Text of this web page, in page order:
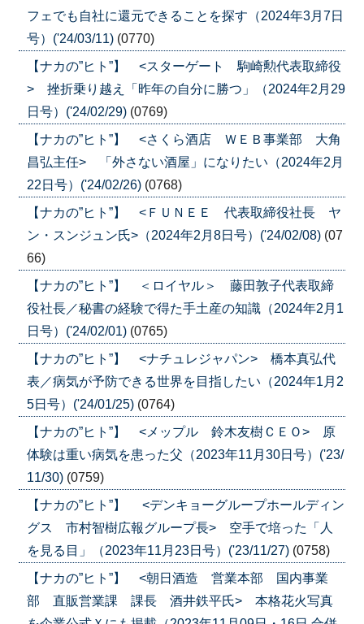
フェでも自社に還元できることを探す（2024年3月7日
号）('24/03/11) (0770)
【ナカの”ヒト”】 <スターゲート 駒崎勲代表取締役
> 挫折乗り越え「昨年の自分に勝つ」（2024年2月29
日号）('24/02/29) (0769)
【ナカの”ヒト”】 <さくら酒店 ＷＥＢ事業部 大角
昌弘主任> 「外さない酒屋」になりたい（2024年2月
22日号）('24/02/26) (0768)
【ナカの”ヒト”】 <ＦＵＮＥＥ 代表取締役社長 ヤ
ン・スンジュン氏>（2024年2月8日号）('24/02/08) (07
66)
【ナカの”ヒト”】 ＜ロイヤル＞ 藤田敦子代表取締
役社長／秘書の経験で得た手土産の知識（2024年2月1
日号）('24/02/01) (0765)
【ナカの”ヒト”】 <ナチュレジャパン> 橋本真弘代
表／病気が予防できる世界を目指したい（2024年1月2
5日号）('24/01/25) (0764)
【ナカの”ヒト”】 <メップル 鈴木友樹ＣＥＯ> 原
体験は重い病気を患った父（2023年11月30日号）('23/
11/30) (0759)
【ナカの”ヒト”】 <デンキョーグループホールディン
グス 市村智樹広報グループ長> 空手で培った「人
を見る目」（2023年11月23日号）('23/11/27) (0758)
【ナカの”ヒト”】 <朝日酒造 営業本部 国内事業
部 直販営業課 課長 酒井鉄平氏> 本格花火写真